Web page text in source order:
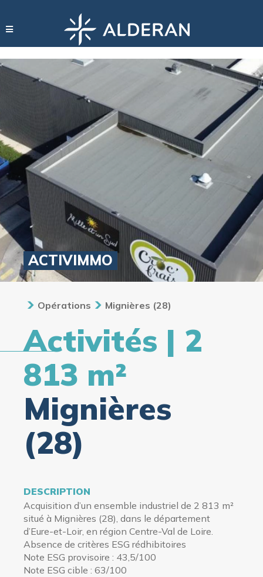
ACTIVIMMO
Opérations Mignières (28)
Activités | 2
813 m²
Mignières
(28)
DESCRIPTION
Acquisition d’un ensemble industriel de 2 813 m²
situé à Mignières (28), dans le département
d’Eure-et-Loir, en région Centre-Val de Loire.
Absence de critères ESG rédhibitoires
Note ESG provisoire : 43,5/100
Note ESG cible : 63/100